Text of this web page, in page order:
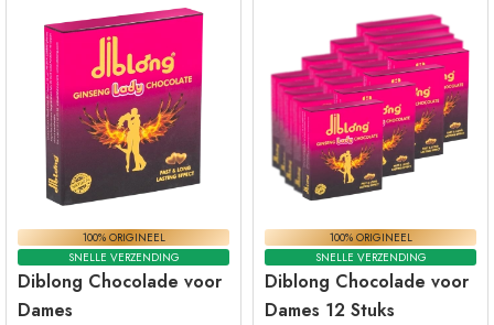
100% ORIGINEEL
SNELLE VERZENDING
Diblong Chocolade voor
Dames
100% ORIGINEEL
SNELLE VERZENDING
Diblong Chocolade voor
Dames 12 Stuks